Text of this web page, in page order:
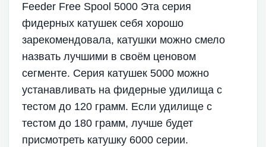
Feeder Free Spool 5000 Эта серия
фидерных катушек себя хорошо
зарекомендовала, катушки можно смело
назвать лучшими в своём ценовом
сегменте. Серия катушек 5000 можно
устанавливать на фидерные удилища с
тестом до 120 грамм. Если удилище с
тестом до 180 грамм, лучше будет
присмотреть катушку 6000 серии.